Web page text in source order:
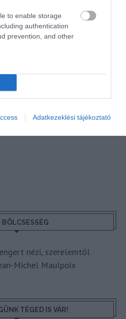
to enable storage
authentication
prevention, and other
Adatkezeklési tájékoztató
BÖLCSESSÉG
nézi, szerelemtől
Michel Maulpoix
TÉGED IS VÁR!